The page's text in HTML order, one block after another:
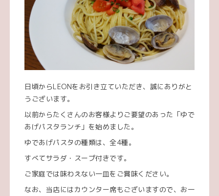
日頃からLEONをお引き立ていただき、誠にありがと
うございます。
以前からたくさんのお客様よりご要望のあった「ゆで
あげパスタランチ」を始めました。
ゆであげパスタの種類は、全4種。
すべてサラダ・スープ付きです。
ご家庭では味わえない一皿をご賞味ください。
なお、当店にはカウンター席もございますので、お一